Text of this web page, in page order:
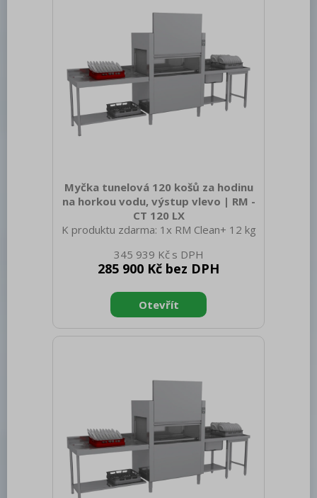
Napájení: 400 V / 3N - 50 Hz Počet
programů: 13 Otevírání zařízení: Vykl
Myčka tunelová 120 košů za hodinu
na horkou vodu, výstup vlevo | RM -
CT 120 LX
K produktu zdarma: 1x RM Clean+ 12 kg
(00012273) Sap kód: 00010030 Šířka
netto [mm]: 1150 Hloubka netto [mm]:
netto [kg]: 176.00 Šířka brutto [mm]:
1280 Hloubka brutto [mm]: 920 Výška
brutto [mm]: 1800 Hmotnost brutto
Napájení: 400 V / 3N - 50 Hz Počet
programů: 2 Otevírání zařízení:
345 939 Kč
285 900 Kč bez DPH